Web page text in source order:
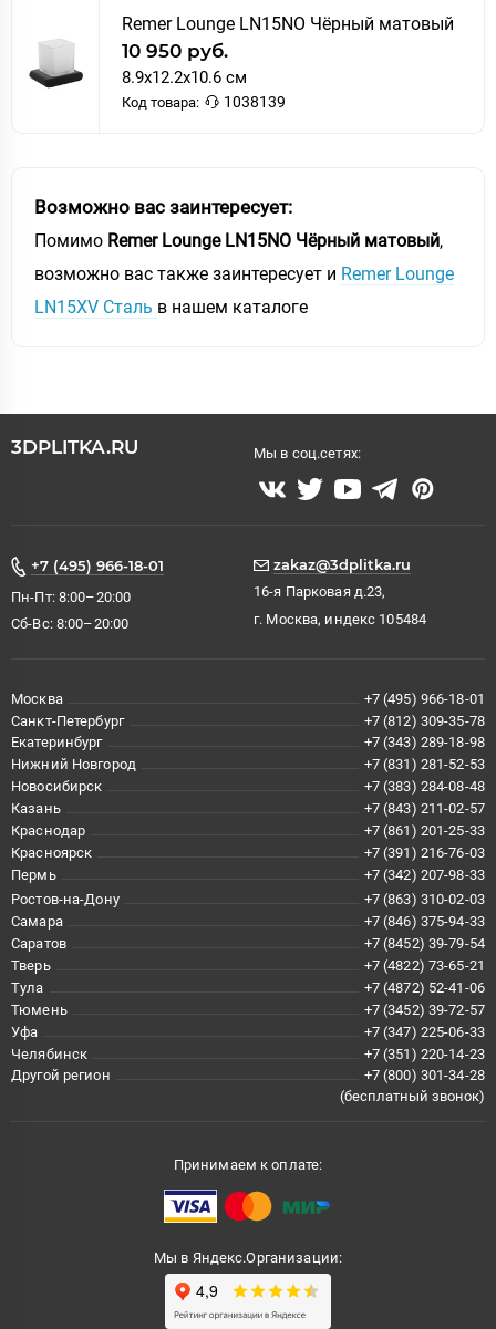
Remer Lounge LN15NO Чёрный матовый
10 950 руб.
8.9x12.2x10.6 см
Код товара: 1038139
Возможно вас заинтересует:
Помимо Remer Lounge LN15NO Чёрный матовый,
возможно вас также заинтересует и Remer Lounge
LN15XV Сталь в нашем каталоге
3DPLITKA.RU Мы в соц.сетях:
+7 (495) 966-18-01
Пн-Пт: 8:00–20:00
Сб-Вс: 8:00–20:00
zakaz@3dplitka.ru
16-я Парковая д.23,
г. Москва, индекс 105484
Москва
+7 (495) 966-18-01
Санкт-Петербург
+7 (812) 309-35-78
Екатеринбург
+7 (343) 289-18-98
Нижний Новгород
+7 (831) 281-52-53
Новосибирск
+7 (383) 284-08-48
Казань
+7 (843) 211-02-57
Краснодар
+7 (861) 201-25-33
Красноярск
+7 (391) 216-76-03
Пермь
+7 (342) 207-98-33
Ростов-на-Дону
+7 (863) 310-02-03
Самара
+7 (846) 375-94-33
Саратов
+7 (8452) 39-79-54
Тверь
+7 (4822) 73-65-21
Тула
+7 (4872) 52-41-06
Тюмень
+7 (3452) 39-72-57
Уфа
+7 (347) 225-06-33
Челябинск
+7 (351) 220-14-23
Другой регион
+7 (800) 301-34-28
(бесплатный звонок)
Принимаем к оплате:
Мы в Яндекс.Организации: